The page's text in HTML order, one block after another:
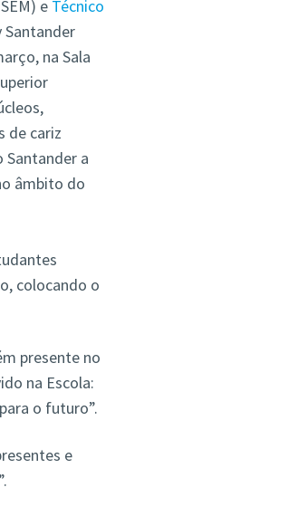
e Técnico
na Sala
de cariz
Santander a
âmbito do
colocando o
presente no
na Escola:
o futuro”.
e